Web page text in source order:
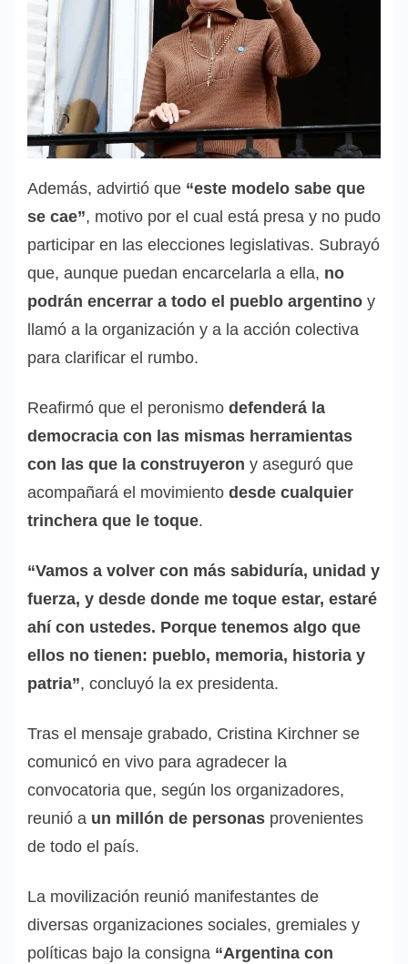
Además, advirtió que “este modelo sabe que
se cae”, motivo por el cual está presa y no pudo
participar en las elecciones legislativas. Subrayó
que, aunque puedan encarcelarla a ella, no
podrán encerrar a todo el pueblo argentino y
llamó a la organización y a la acción colectiva
para clarificar el rumbo.
Reafirmó que el peronismo defenderá la
democracia con las mismas herramientas
con las que la construyeron y aseguró que
acompañará el movimiento desde cualquier
trinchera que le toque.
“Vamos a volver con más sabiduría, unidad y
fuerza, y desde donde me toque estar, estaré
ahí con ustedes. Porque tenemos algo que
ellos no tienen: pueblo, memoria, historia y
patria”, concluyó la ex presidenta.
Tras el mensaje grabado, Cristina Kirchner se
comunicó en vivo para agradecer la
convocatoria que, según los organizadores,
reunió a un millón de personas provenientes
de todo el país.
La movilización reunió manifestantes de
diversas organizaciones sociales, gremiales y
políticas bajo la consigna “Argentina con